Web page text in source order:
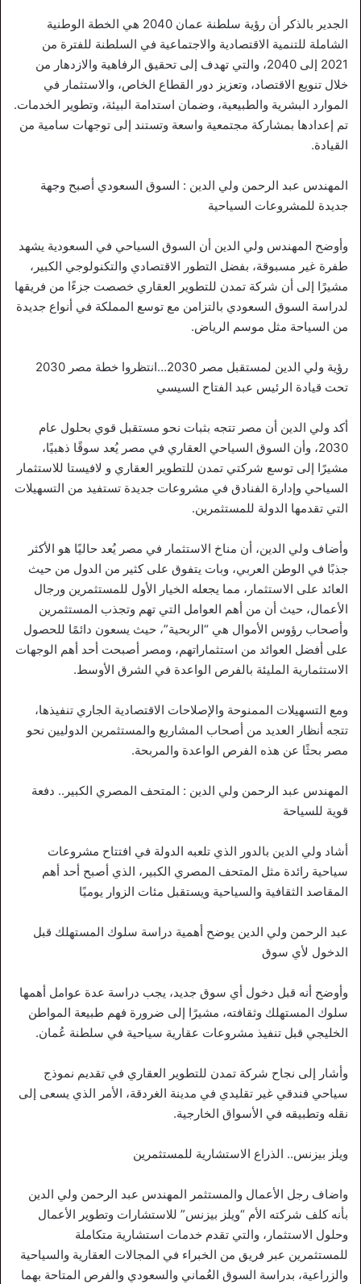
الجدير بالذكر أن رؤية سلطنة عمان 2040 هي الخطة الوطنية
الشاملة للتنمية الاقتصادية والاجتماعية في السلطنة للفترة من
2021 إلى 2040، والتي تهدف إلى تحقيق الرفاهية والازدهار من
خلال تنويع الاقتصاد، وتعزيز دور القطاع الخاص، والاستثمار في
الموارد البشرية والطبيعية، وضمان استدامة البيئة، وتطوير الخدمات.
تم إعدادها بمشاركة مجتمعية واسعة وتستند إلى توجهات سامية من
القيادة.
المهندس عبد الرحمن ولي الدين : السوق السعودي أصبح وجهة
جديدة للمشروعات السياحية
وأوضح المهندس ولي الدين أن السوق السياحي في السعودية يشهد
طفرة غير مسبوقة، بفضل التطور الاقتصادي والتكنولوجي الكبير،
مشيرًا إلى أن شركة تمدن للتطوير العقاري خصصت جزءًا من فريقها
لدراسة السوق السعودي بالتزامن مع توسع المملكة في أنواع جديدة
من السياحة مثل موسم الرياض.
رؤية ولي الدين لمستقبل مصر 2030…انتظروا خطة مصر 2030
تحت قيادة الرئيس عبد الفتاح السيسي
أكد ولي الدين أن مصر تتجه بثبات نحو مستقبل قوي بحلول عام
2030، وأن السوق السياحي العقاري في مصر يُعد سوقًا ذهبيًا،
مشيرًا إلى توسع شركتي تمدن للتطوير العقاري و لافيستا للاستثمار
السياحي وإدارة الفنادق في مشروعات جديدة تستفيد من التسهيلات
التي تقدمها الدولة للمستثمرين.
وأضاف ولي الدين، أن مناخ الاستثمار في مصر يُعد حاليًا هو الأكثر
جذبًا في الوطن العربي، وبات يتفوق على كثير من الدول من حيث
العائد على الاستثمار، مما يجعله الخيار الأول للمستثمرين ورجال
الأعمال، حيث أن من أهم العوامل التي تهم وتجذب المستثمرين
وأصحاب رؤوس الأموال هي “الربحية”، حيث يسعون دائمًا للحصول
على أفضل العوائد من استثماراتهم، ومصر أصبحت أحد أهم الوجهات
الاستثمارية المليئة بالفرص الواعدة في الشرق الأوسط.
ومع التسهيلات الممنوحة والإصلاحات الاقتصادية الجاري تنفيذها،
تتجه أنظار العديد من أصحاب المشاريع والمستثمرين الدوليين نحو
مصر بحثًا عن هذه الفرص الواعدة والمربحة.
المهندس عبد الرحمن ولي الدين : المتحف المصري الكبير.. دفعة
قوية للسياحة
أشاد ولي الدين بالدور الذي تلعبه الدولة في افتتاح مشروعات
سياحية رائدة مثل المتحف المصري الكبير، الذي أصبح أحد أهم
المقاصد الثقافية والسياحية ويستقبل مئات الزوار يوميًا
عبد الرحمن ولي الدين يوضح أهمية دراسة سلوك المستهلك قبل
الدخول لأي سوق
وأوضح أنه قبل دخول أي سوق جديد، يجب دراسة عدة عوامل أهمها
سلوك المستهلك وثقافته، مشيرًا إلى ضرورة فهم طبيعة المواطن
الخليجي قبل تنفيذ مشروعات عقارية سياحية في سلطنة عُمان.
وأشار إلى نجاح شركة تمدن للتطوير العقاري في تقديم نموذج
سياحي فندقي غير تقليدي في مدينة الغردقة، الأمر الذي يسعى إلى
نقله وتطبيقه في الأسواق الخارجية.
ويلز بيزنس.. الذراع الاستشارية للمستثمرين
واضاف رجل الأعمال والمستثمر المهندس عبد الرحمن ولي الدين
بأنه كلف شركته الأم “ويلز بيزنس” للاستشارات وتطوير الأعمال
وحلول الاستثمار، والتي تقدم خدمات استشارية متكاملة
للمستثمرين عبر فريق من الخبراء في المجالات العقارية والسياحية
والزراعية، بدراسة السوق العُماني والسعودي والفرص المتاحة بهما